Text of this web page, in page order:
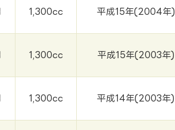
1,300cc 平成15年(2004年)
1,300cc 平成15年(2003年)
1,300cc 平成14年(2003年)